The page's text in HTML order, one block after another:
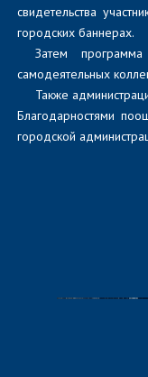
свидетельства
городских баннерах.
Затем
самодеятельных
Также
Благодарностями
городской